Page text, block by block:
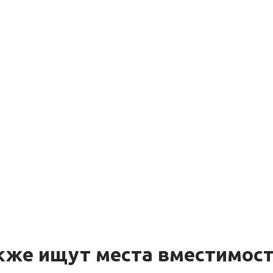
ищут места